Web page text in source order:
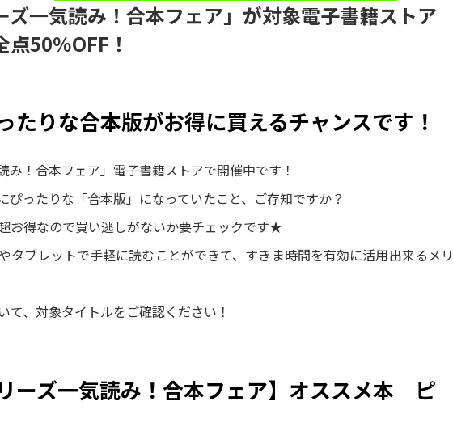
ズ一気読み！合本フェア」が対象電子書籍ストア
50％OFF！
たりな合本版がお得に買えるチャンスです！
み！合本フェア」電子書籍ストアで開催中です！
ぴったりな「合本版」になっていたこと、ご存知ですか？
お得なので買い逃しがないか要チェックです★
タブレットで手軽に読むことができて、すきま時間を有効に活用出来るメリ
て、対象タイトルをご確認ください！
リーズ一気読み！合本フェア】オススメ本 ピ